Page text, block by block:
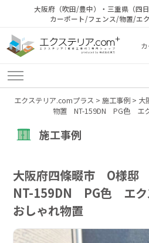
大阪府（吹田/豊中）・三重県（四
カーポート/フェンス/物置/エ
エクステリア.comプラス > 施工事例> 大
物置 NT-159DN PG色 エ
施工事例
大阪府四條畷市 O様邸
NT-159DN PG色 エ
おしゃれ物置